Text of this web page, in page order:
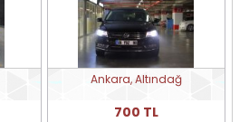
Ankara, Altındağ
700 TL